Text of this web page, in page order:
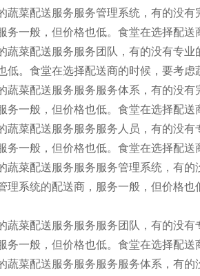
蔬菜配送服务服务管理系统，有的没
务一般，但价格也低。食堂在选择配
蔬菜配送服务服务团队，有的没有专
。食堂在选择配送商的时候，要考
蔬菜配送服务服务服务体系，有的没
务一般，但价格也低。食堂在选择配
蔬菜配送服务服务服务人员，有的没
务一般，但价格也低。食堂在选择配
蔬菜配送服务服务服务管理系统，有
理系统的配送商，服务一般，但价格
蔬菜配送服务服务服务团队，有的没
务一般，但价格也低。食堂在选择配
蔬菜配送服务服务服务服务体系，有